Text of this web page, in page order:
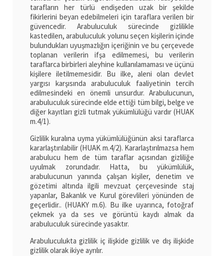
tarafların her türlü endişeden uzak bir şekilde
fikirlerini beyan edebilmeleri için taraflara verilen bir
güvencedir. Arabuluculuk sürecinde gizlilikle
kastedilen, arabuluculuk yolunu seçen kişilerin içinde
bulundukları uyuşmazlığın içeriğinin ve bu çerçevede
toplanan verilerin ifşa edilmemesi, bu verilerin
taraflarca birbirleri aleyhine kullanılamaması ve üçünü
kişilere iletilmemesidir. Bu ilke, aleni olan devlet
yargısı karşısında arabuluculuk faaliyetinin tercih
edilmesindeki en önemli unsurdur. Arabulucunun,
arabuluculuk sürecinde elde ettiği tüm bilgi, belge ve
diğer kayıtları gizli tutmak yükümlülüğü vardır (HUAK
m.4/1).
Gizlilik kuralına uyma yükümlülüğünün aksi taraflarca
kararlaştırılabilir (HUAK m.4/2). Kararlaştırılmazsa hem
arabulucu hem de tüm taraflar açısından gizliliğe
uyulmak zorundadır. Hatta, bu yükümlülük,
arabulucunun yanında çalışan kişiler, denetim ve
gözetimi altında ilgili mevzuat çerçevesinde staj
yapanlar, Bakanlık ve Kurul görevlileri yönünden de
geçerlidir.. (HUAKY m.6). Bu ilke uyarınca, fotoğraf
çekmek ya da ses ve görüntü kaydı almak da
arabuluculuk sürecinde yasaktır.
Arabuluculukta gizlilik iç ilişkide gizlilik ve dış ilişkide
gizlilik olarak ikiye ayrılır.